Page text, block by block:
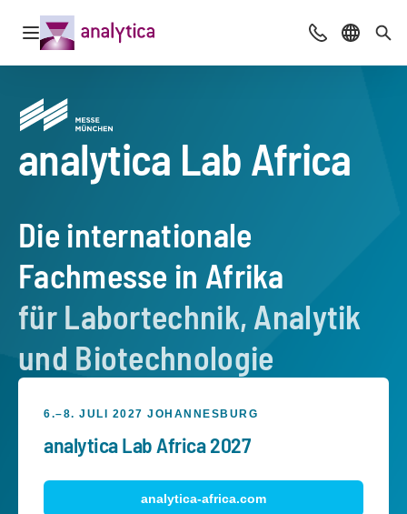
Navigation öffnen Beratung &
Sprache
analytica Lab Africa
Die internationale
Fachmesse in Afrika
für Labortechnik, Analytik
und Biotechnologie
6.–8. JULI 2027 JOHANNESBURG
analytica Lab Africa 2027
analytica-africa.com